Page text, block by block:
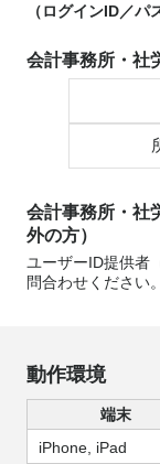
（ログインID／パ
会計事務所・社
会計事務所・社
外の方）
ユーザーID提供者
問合わせください。
動作環境
端末
iPhone, iPad